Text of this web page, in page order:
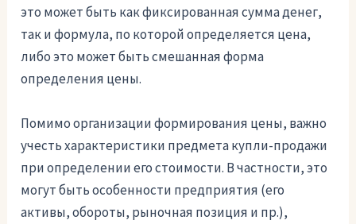
это может быть как фиксированная сумма денег,
так и формула, по которой определяется цена,
либо это может быть смешанная форма
определения цены.
Помимо организации формирования цены, важно
учесть характеристики предмета купли-продажи
при определении его стоимости. В частности, это
могут быть особенности предприятия (его
активы, обороты, рыночная позиция и пр.),